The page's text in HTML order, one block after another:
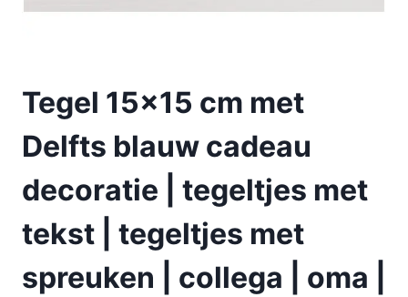
Tegel 15×15 cm met
Delfts blauw cadeau
decoratie | tegeltjes met
tekst | tegeltjes met
spreuken | collega | oma |